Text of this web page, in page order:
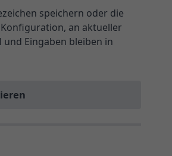
speichern oder die
an aktueller
Eingaben bleiben in